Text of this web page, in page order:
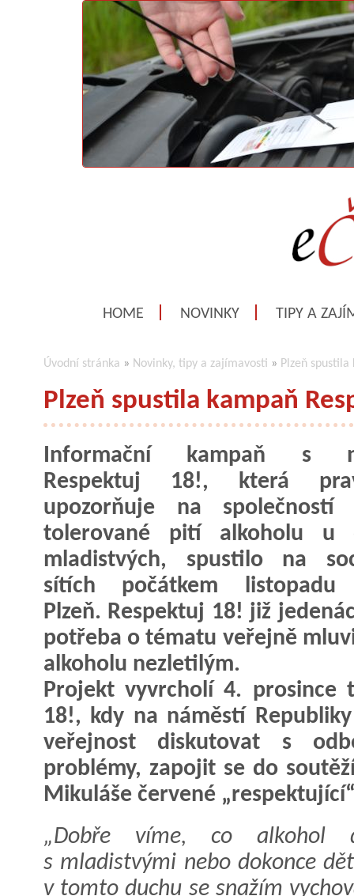
HOME NOVINKY TIPY A
Úvodní stránka » Novinky, tipy a zajímavosti » Plzeň
Plzeň spustila kampaň
Informační kampaň s
Respektuj 18!, která
upozorňuje na společností
tolerované pití alkoholu u
mladistvých, spustilo na
sítích počátkem listopadu
Plzeň. Respektuj 18! již
potřeba o tématu veřejně
alkoholu nezletilým.
Projekt vyvrcholí 4. prosince
18!, kdy na náměstí
veřejnost diskutovat s
problémy, zapojit se do
Mikuláše červené
„Dobře víme, co alkohol
s mladistvými nebo dokonce
v tomto duchu se snažím